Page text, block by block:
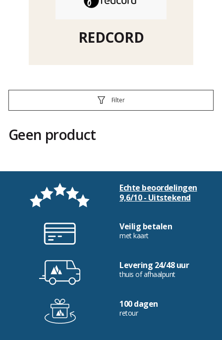
REDCORD
Filter
Geen product
Echte beoordelingen
9,6/10 - Uitstekend
Veilig betalen
met kaart
Levering 24/48 uur
thuis of afhaalpunt
100 dagen
retour